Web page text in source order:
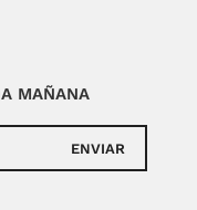
MAÑANA
ENVIAR